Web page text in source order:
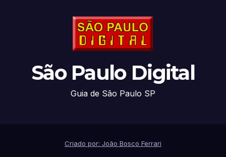
São Paulo Digital
Guia de São Paulo SP
Criado por: João Bosco Ferrari